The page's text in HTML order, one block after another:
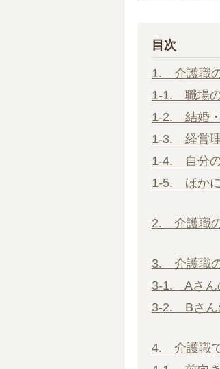
目次
1. 介護職
1-1. 職場の
1-2. 結婚・
1-3. 経営理
1-4. 自分の
1-5. ほかに
2. 介護職
3. 介護職
3-1. Aさん
3-2. Bさん
4. 介護職で